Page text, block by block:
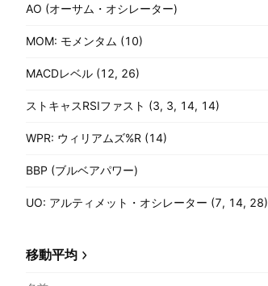
AO (オーサム・オシレーター)
MOM: モメンタム (10)
MACDレベル (12, 26)
ストキャスRSIファスト (3, 3, 14, 14)
WPR: ウィリアムズ%R (14)
BBP (ブルベアパワー)
UO: アルティメット・オシレーター (7, 14, 28)
移動平均